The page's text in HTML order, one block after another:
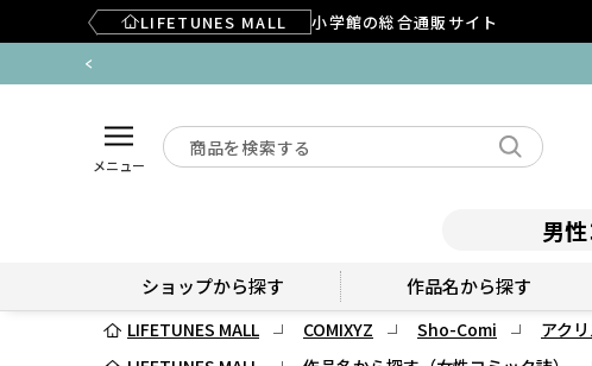
LIFETUNES MALL 小学館の総合通販サイト
メニュー
男
ショップから探す 作品名から探す
LIFETUNES MALL COMIXYZ Sho-Comi アク